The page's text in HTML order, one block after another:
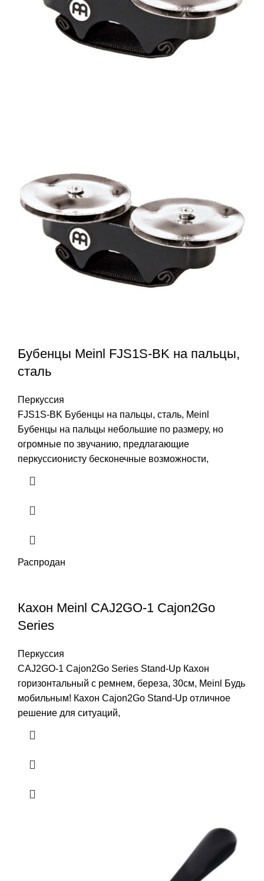
Бубенцы Meinl FJS1S-BK на пальцы,
сталь
Перкуссия
FJS1S-BK Бубенцы на пальцы, сталь, Meinl
Бубенцы на пальцы небольшие по размеру, но
огромные по звучанию, предлагающие
перкуссионисту бесконечные возможности,
Распродан
Кахон Meinl CAJ2GO-1 Cajon2Go
Series
Перкуссия
CAJ2GO-1 Cajon2Go Series Stand-Up Кахон
горизонтальный с ремнем, береза, 30см, Meinl Будь
мобильным! Кахон Cajon2Go Stand-Up отличное
решение для ситуаций,